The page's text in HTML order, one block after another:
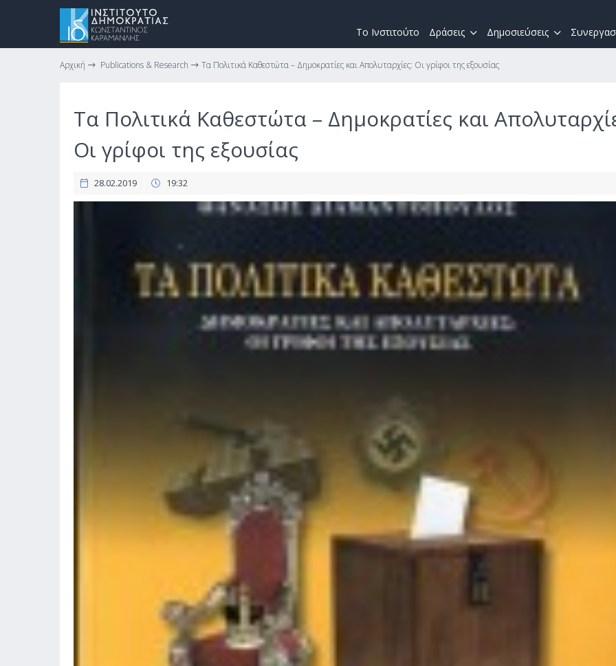
Το Ινστιτούτο Δράσεις Δημοσιεύσεις
Αρχική Publications & Research Τα Πολιτικά Καθεστώτα – Δημοκρατίες και Απολυταρχίες: Οι γρίφοι της εξουσίας
Τα Πολιτικά Καθεστώτα – Δημοκρατίες και
Οι γρίφοι της εξουσίας
28.02.2019 19:32